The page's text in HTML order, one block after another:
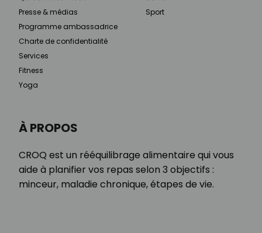
À PROPOS
CROQ est un rééquilibrage alimentaire qui vous
aide à planifier vos repas selon 3 objectifs :
minceur, maladie chronique, étapes de vie.
Presse & médias
Programme ambassadrice
Charte de confidentialité
Services
Fitness
Yoga
Sport